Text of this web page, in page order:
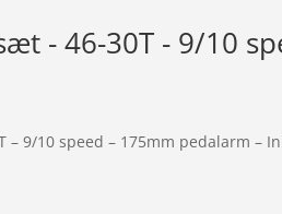
- 46-30T - 9/10
9/10 speed – 175mm pedalarm –